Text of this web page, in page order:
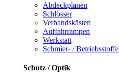
Abdeckplanen
Schlösser
Verbandskästen
Auffahrrampen
Werkstatt
Schmier- / Betriebsstoffe
Schutz / Optik